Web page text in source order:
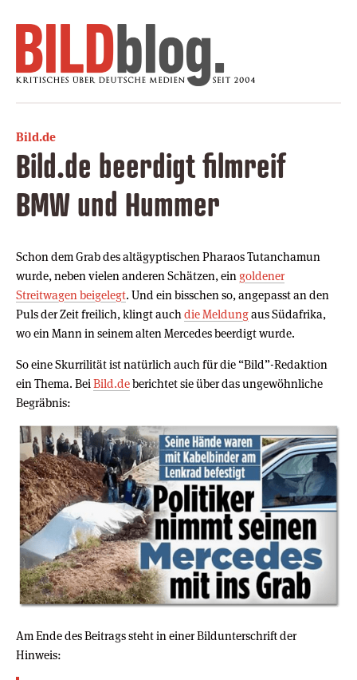
Bild.de
Bild.de beerdigt filmreif
BMW und Hummer
Schon dem Grab des altägyptischen Pharaos Tutanchamun
wurde, neben vielen anderen Schätzen, ein goldener
Streitwagen beigelegt. Und ein bisschen so, angepasst an den
Puls der Zeit freilich, klingt auch die Meldungaus Südafrika,
wo ein Mann in seinem alten Mercedes beerdigt wurde.
So eine Skurrilität ist natürlich auch für die “Bild”-Redaktion
ein Thema. Bei Bild.deberichtet sie über das ungewöhnliche
Begräbnis:
Am Ende des Beitrags steht in einer Bildunterschrift der
Hinweis: